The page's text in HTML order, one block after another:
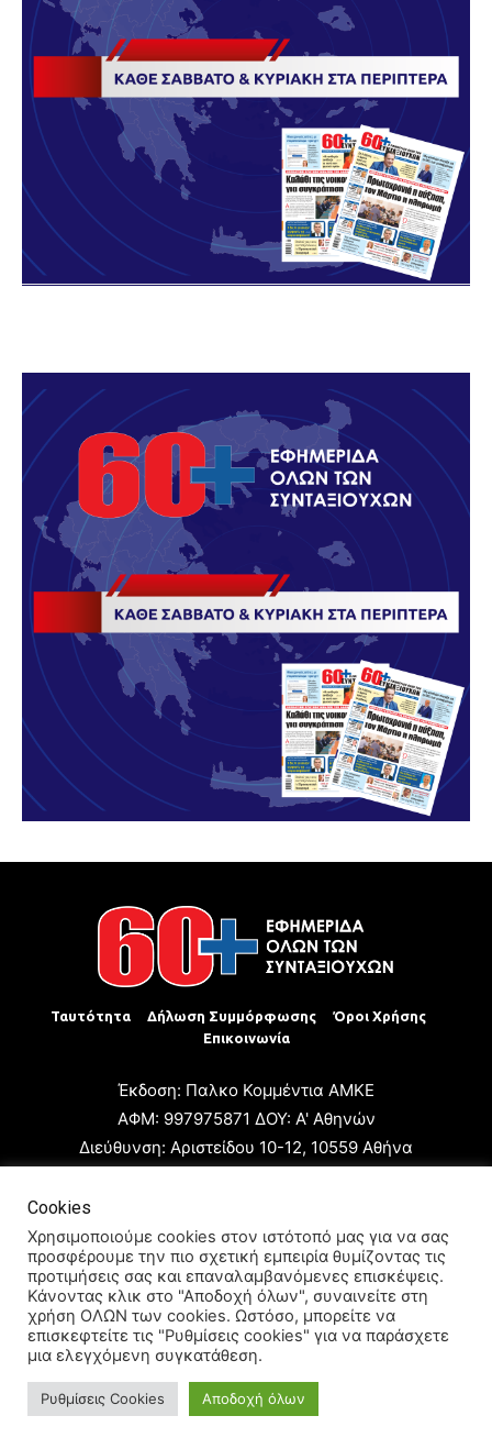
Ταυτότητα Δήλωση Συμμόρφωσης
Όροι Χρήσης
Επικοινωνία
Έκδοση: Παλκο Κομμέντια ΑΜΚΕ
ΑΦΜ: 997975871 ΔΟΥ: Α' Αθηνών
Διεύθυνση: Αριστείδου 10-12, 10559 Αθήνα
Ιδιοκτήτης: Παλκο Κομμέντια ΑΜΚΕ
Διευθυντής: Ιωάννης Παπαγεωργίου
Διευθυντής Σύνταξης: Μαρία Καραολάνη
Διαχειριστής και Δικαιούχος ονόματος τομέα: Ιωάννης
Παπαγεωργίου
© 2024 All Rights Reserved.
Cookies
Χρησιμοποιούμε cookies στον ιστότοπό μας για να σας
προσφέρουμε την πιο σχετική εμπειρία θυμίζοντας τις
προτιμήσεις σας και επαναλαμβανόμενες επισκέψεις.
Κάνοντας κλικ στο "Αποδοχή όλων", συναινείτε στη
χρήση ΟΛΩΝ των cookies. Ωστόσο, μπορείτε να
επισκεφτείτε τις "Ρυθμίσεις cookies" για να παράσχετε
μια ελεγχόμενη συγκατάθεση.
Ρυθμίσεις Cookies Αποδοχή όλων